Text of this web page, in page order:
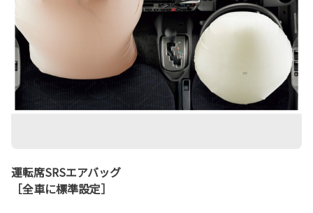
運転席SRSエアバッグ
［全車に標準設定］